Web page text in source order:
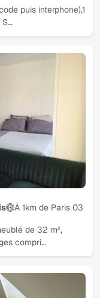
puis interphone),1
S…
À 1km de Paris 03
de 32 m²,
compri…